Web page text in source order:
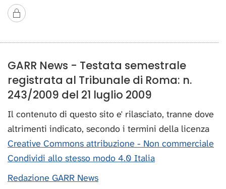
GARR News - Testata semestrale
registrata al Tribunale di Roma: n.
243/2009 del 21 luglio 2009
Il contenuto di questo sito e' rilasciato, tranne dove
altrimenti indicato, secondo i termini della licenza
Creative Commons attribuzione - Non commerciale
Condividi allo stesso modo 4.0 Italia
Redazione GARR News